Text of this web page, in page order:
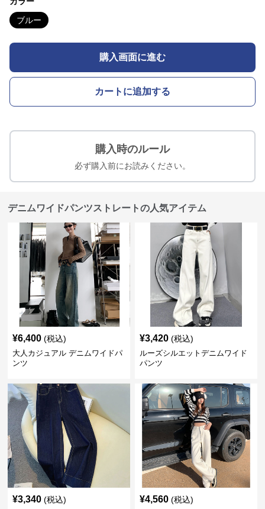
ブルー
購入画面に進む
カートに追加する
購入時のルール
必ず購入前にお読みください。
デニムワイドパンツストレートの人気アイテム
¥6,400 (税込)
大人カジュアル デニムワイドパ
ンツ
¥3,420 (税込)
ルーズシルエットデニムワイド
パンツ
¥3,340 (税込) ¥4,560 (税込)